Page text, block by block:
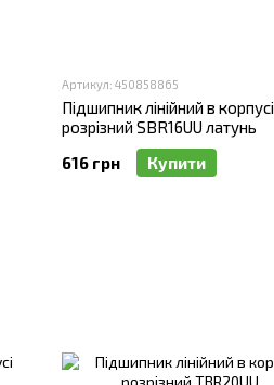
Артикул: 450858865
Підшипник лінійний в корпусі
розрізний SBR16UU латунь
616 грн
Купити